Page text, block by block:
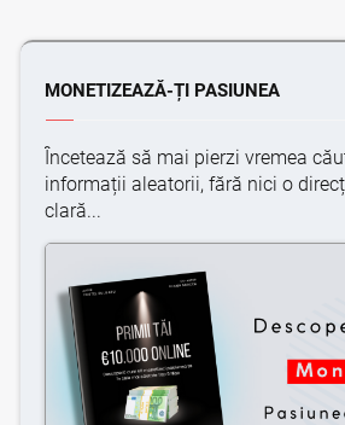
MONETIZEAZĂ-ȚI PASIUNEA
Încetează să mai pierzi vremea
informații aleatorii, fără nici o
clară...